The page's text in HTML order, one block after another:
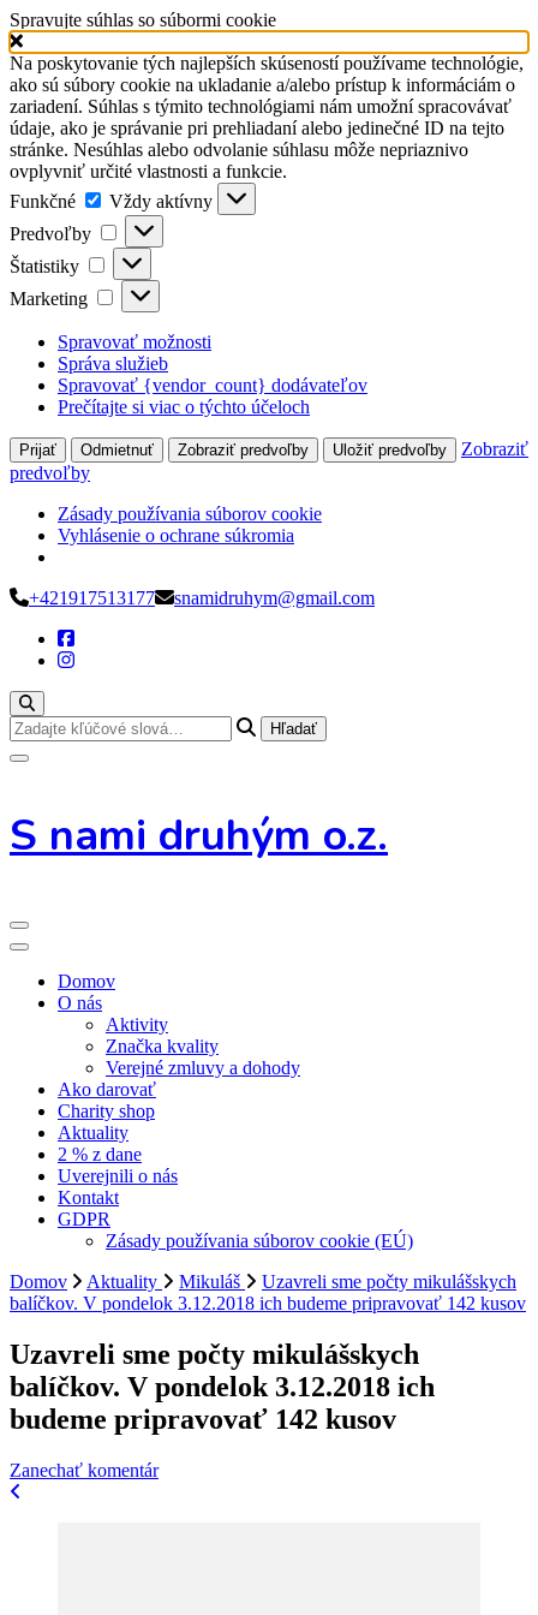
Spravujte súhlas so súbormi cookie
Na poskytovanie tých najlepších skúseností používame technológie,
ako sú súbory cookie na ukladanie a/alebo prístup k informáciám o
zariadení. Súhlas s týmito technológiami nám umožní spracovávať
údaje, ako je správanie pri prehliadaní alebo jedinečné ID na tejto
stránke. Nesúhlas alebo odvolanie súhlasu môže nepriaznivo
ovplyvniť určité vlastnosti a funkcie.
Funkčné
Funkčné
Vždy aktívny
Predvoľby
Predvoľby
Štatistiky Štatistiky
Marketing Marketing
Spravovať možnosti
Správa služieb
Spravovať {vendor_count} dodávateľov
Prečítajte si viac o týchto účeloch
Prijať Odmietnuť Zobraziť predvoľby Uložiť predvoľby
Zobraziť
predvoľby
Zásady používania súborov cookie
Vyhlásenie o ochrane súkromia
Preskoč
obsah
+421917513177 snamidruhym@gmail.com
Hľadáte
niečo?
S nami druhým o.z.
Domov
O nás
Aktivity
Značka kvality
Verejné zmluvy a dohody
Ako darovať
Charity shop
Aktuality
2 % z dane
Uverejnili o nás
Kontakt
GDPR
Zásady používania súborov cookie (EÚ)
Domov
Aktuality Mikuláš
Uzavreli sme počty mikulášskych
balíčkov. V pondelok 3.12.2018 ich budeme pripravovať 142 kusov
Uzavreli sme počty mikulášskych
balíčkov. V pondelok 3.12.2018 ich
budeme pripravovať 142 kusov
Zanechať komentárk
Navigácia